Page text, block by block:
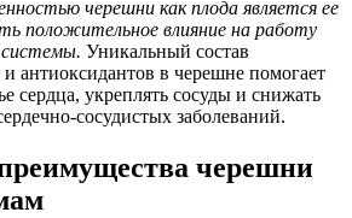
черешни как плода является ее
положительное влияние на работу
системы. Уникальный состав
антиоксидантов в черешне помогает
сердца, укреплять сосуды и снижать
сосудистых заболеваний.
черешни